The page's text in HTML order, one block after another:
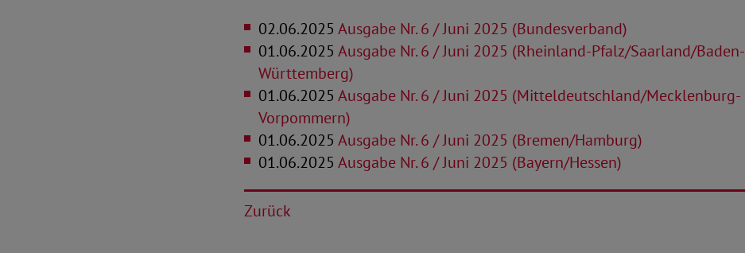
02.06.2025 Ausgabe Nr. 6 / Juni 2025 (Bundesverband)
01.06.2025 Ausgabe Nr. 6 / Juni 2025 (Rheinland-Pfalz/Saarland/Baden-
Württemberg)
01.06.2025 Ausgabe Nr. 6 / Juni 2025 (Mitteldeutschland/Mecklenburg-
Vorpommern)
01.06.2025 Ausgabe Nr. 6 / Juni 2025 (Bremen/Hamburg)
01.06.2025 Ausgabe Nr. 6 / Juni 2025 (Bayern/Hessen)
Zurück